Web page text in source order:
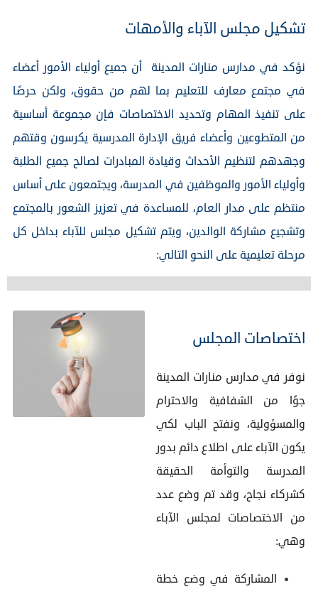
تشكيل مجلس الآباء والأمهات
نؤكد في مدارس منارات المدينة أن جميع أولياء الأمور أعضاء
في مجتمع معارف للتعليم بما لهم من حقوق، ولكن حرصًا
على تنفيذ المهام وتحديد الاختصاصات فإن مجموعة أساسية
من المتطوعين وأعضاء فريق الإدارة المدرسية يكرسون وقتهم
وجهدهم لتنظيم الأحداث وقيادة المبادرات لصالح جميع الطلبة
وأولياء الأمور والموظفين في المدرسة، ويجتمعون على أساس
منتظم على مدار العام، للمساعدة في تعزيز الشعور بالمجتمع
وتشجيع مشاركة الوالدين، ويتم تشكيل مجلس للآباء بداخل كل
مرحلة تعليمية على النحو التالي:
اختصاصات المجلس
نوفر في مدارس منارات المدينة
جوًا من الشفافية والاحترام
والمسؤولية، ونفتح الباب لكي
يكون الآباء على اطلاع دائم بدور
المدرسة والتوأمة الحقيقة
كشركاء نجاح، وقد تم وضع عدد
من الاختصاصات لمجلس الآباء
وهي:
المشاركة في وضع خطة